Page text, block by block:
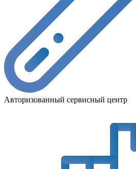
Авторизованный сервисный центр